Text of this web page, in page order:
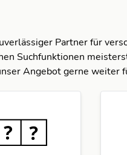
Partner für
Suchfunktionen
Angebot gerne weiter